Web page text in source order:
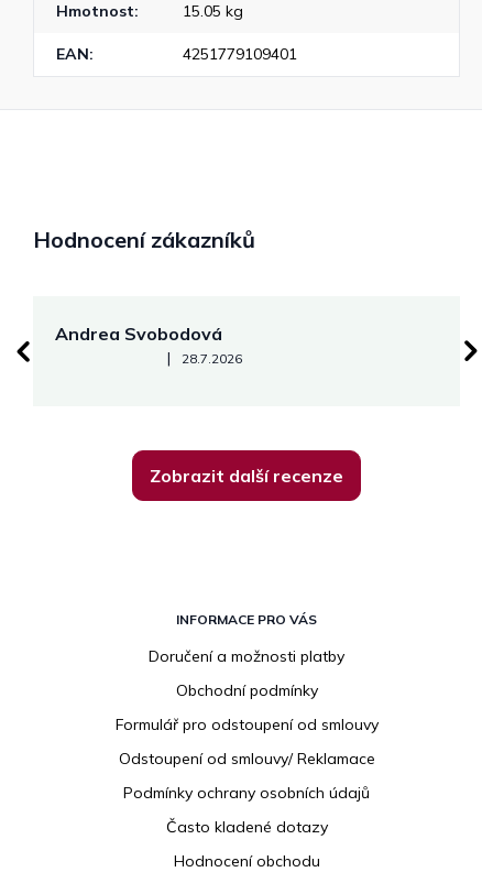
Hmotnost: 15.05 kg
EAN: 4251779109401
Hodnocení zákazníků
Andrea Svobodová
Hodnocení obchodu je 5 z 5 hvězdiček.
| 28.7.2026
Zobrazit další recenze
INFORMACE PRO VÁS
Doručení a možnosti platby
Obchodní podmínky
Formulář pro odstoupení od smlouvy
Odstoupení od smlouvy/ Reklamace
Podmínky ochrany osobních údajů
Často kladené dotazy
Hodnocení obchodu